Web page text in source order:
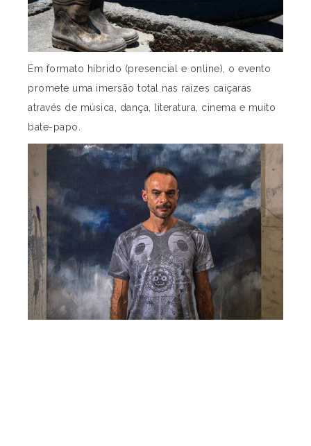
Em formato híbrido (presencial e online), o evento
promete uma imersão total nas raízes caiçaras
através de música, dança, literatura, cinema e muito
bate-papo.